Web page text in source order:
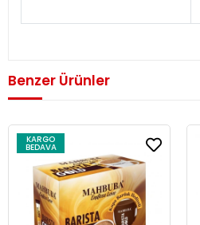
Benzer Ürünler
KARGO
BEDAVA